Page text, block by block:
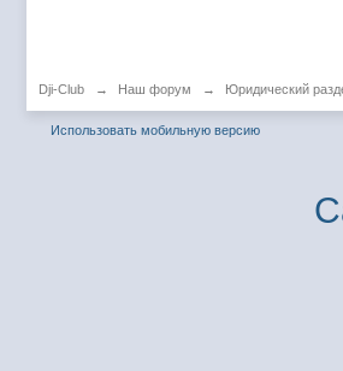
Dji-Club → Наш форум → Юридический
Использовать мобильную версию